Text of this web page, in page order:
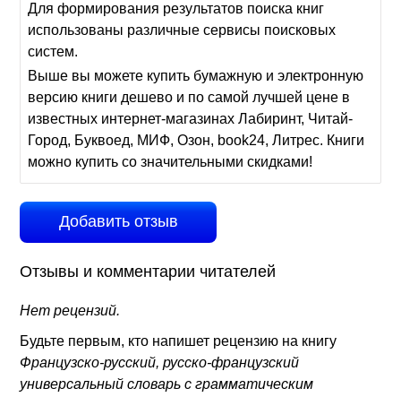
Для формирования результатов поиска книг
использованы различные сервисы поисковых
систем.
Выше вы можете купить бумажную и электронную
версию книги дешево и по самой лучшей цене в
известных интернет-магазинах Лабиринт, Читай-
Город, Буквоед, МИФ, Озон, book24, Литрес. Книги
можно купить со значительными скидками!
Добавить отзыв
Отзывы и комментарии читателей
Нет рецензий.
Будьте первым, кто напишет рецензию на книгу
Французско-русcкий, русско-французский
универсальный словарь с грамматическим